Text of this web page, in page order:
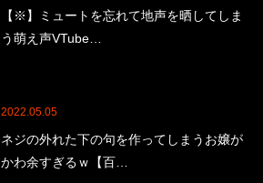
【※】ミュートを忘れて地声を晒してしま
う萌え声VTube…
2022.05.05
ネジの外れた下の句を作ってしまうお嬢が
かわ余すぎるｗ【百…